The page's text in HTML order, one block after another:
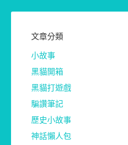
文章分類
小故事
黑貓開箱
黑貓打遊戲
騙讚筆記
歷史小故事
神話懶人包